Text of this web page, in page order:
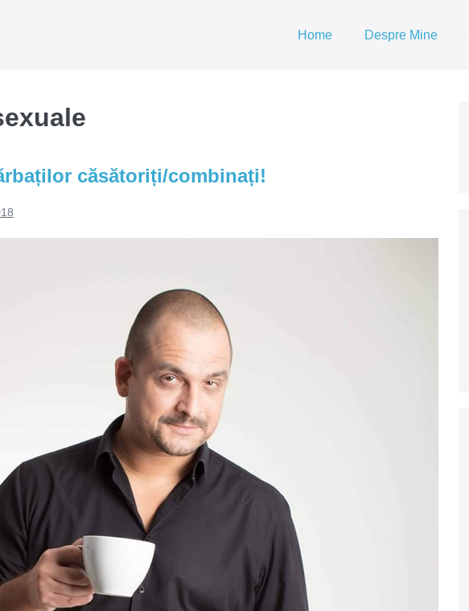
Home Despre Mine
căsătoriți/combinați!